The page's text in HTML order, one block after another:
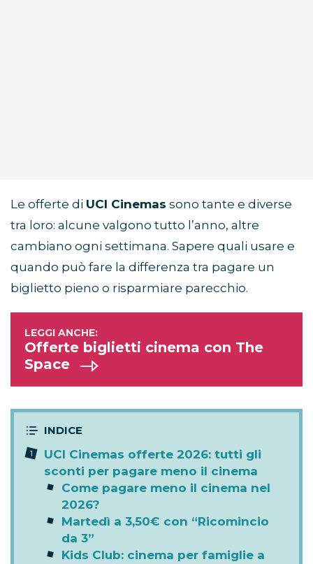
Le offerte di UCI Cinemas sono tante e diverse
tra loro: alcune valgono tutto l’anno, altre
cambiano ogni settimana. Sapere quali usare e
quando può fare la differenza tra pagare un
biglietto pieno o risparmiare parecchio.
Offerte biglietti cinema con The
Space
UCI Cinemas offerte 2026: tutti gli
sconti per pagare meno il cinema
Come pagare meno il cinema nel
2026?
Martedì a 3,50€ con “Ricomincio
da 3”
Kids Club: cinema per famiglie a